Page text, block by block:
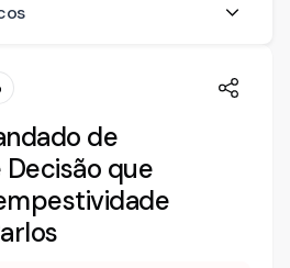
de Mandado de Segurança de
mandado de segurança?
contra a decisão que indefere a
segurança?
este Modelo de Mandado de
Decreta a Intempestividade?
de
que